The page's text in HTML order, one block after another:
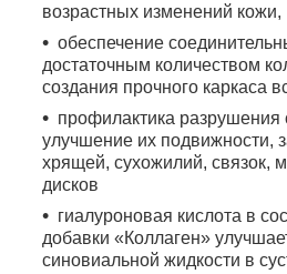
возрастных изменений кожи,
обеспечение
достаточным количеством
создания прочного каркаса
профилактика разрушения
улучшение их подвижности,
хрящей, сухожилий, связок,
дисков
гиалуроновая кислота в
добавки «Коллаген»
синовиальной жидкости в